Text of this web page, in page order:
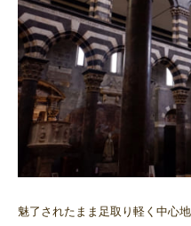
魅了されたまま足取り軽く中心